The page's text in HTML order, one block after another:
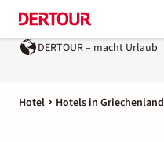
DERTOUR – macht Urlaub
Hotel Hotels in Griechenland